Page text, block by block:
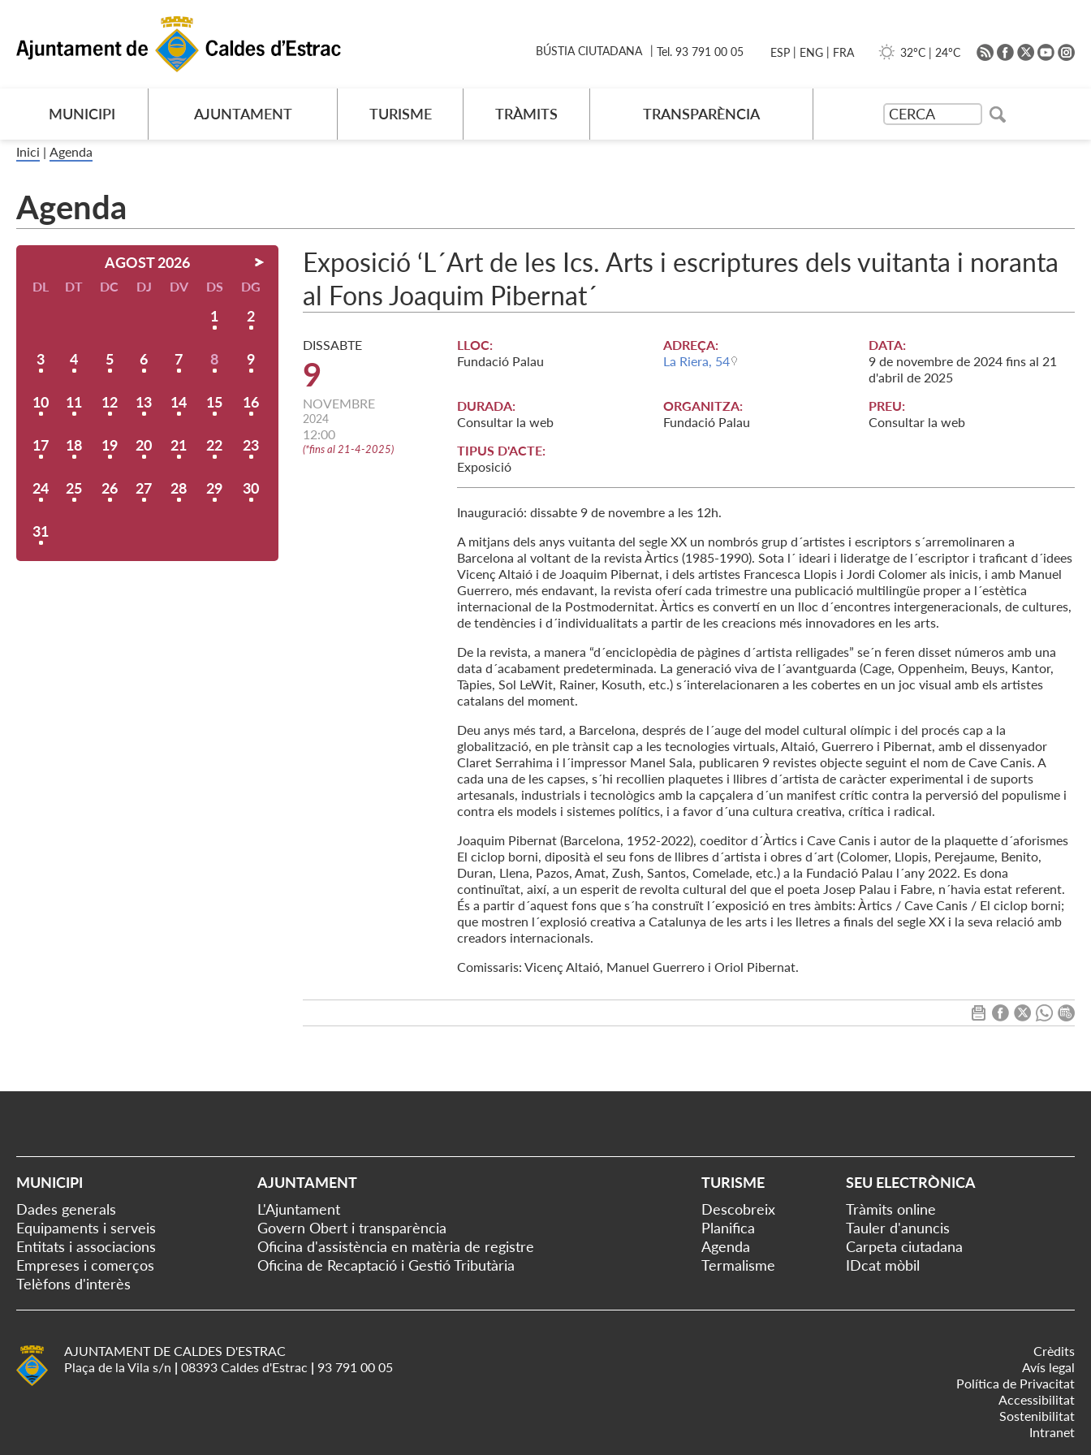
MUNICIPI AJUNTAMENT TURISME TRÀMITS TRANSPARÈNCIA
BÚSTIA CIUTADANA Tel. 93 791 00 05 ESP | ENG | FRA 32ºC | 24ºC
Inici | Agenda
Agenda
AGOST 2026
DL DT DC DJ DV DS DG
1 2
3 4 5 6 7 8 9
10 11 12 13 14 15 16
17 18 19 20 21 22 23
24 25 26 27 28 29 30
31
Exposició ‘L´Art de les Ics. Arts i escriptures dels vuitanta i noranta
al Fons Joaquim Pibernat´
DISSABTE
9
NOVEMBRE
2024
12:00
(*fins al 21-4-2025)
LLOC:
Fundació Palau
ADREÇA:
La Riera, 54
DATA:
9 de novembre de 2024 fins al 21
d'abril de 2025
DURADA:
Consultar la web
ORGANITZA:
Fundació Palau
PREU:
Consultar la web
TIPUS D'ACTE:
Exposició
Inauguració: dissabte 9 de novembre a les 12h.
A mitjans dels anys vuitanta del segle XX un nombrós grup d´artistes i escriptors s´arremolinaren a
Barcelona al voltant de la revista Àrtics (1985-1990). Sota l´ ideari i lideratge de l´escriptor i traficant d´idees
Vicenç Altaió i de Joaquim Pibernat, i dels artistes Francesca Llopis i Jordi Colomer als inicis, i amb Manuel
Guerrero, més endavant, la revista oferí cada trimestre una publicació multilingüe proper a l´estètica
internacional de la Postmodernitat. Àrtics es convertí en un lloc d´encontres intergeneracionals, de cultures,
de tendències i d´individualitats a partir de les creacions més innovadores en les arts.
De la revista, a manera “d´enciclopèdia de pàgines d´artista relligades” se´n feren disset números amb una
data d´acabament predeterminada. La generació viva de l´avantguarda (Cage, Oppenheim, Beuys, Kantor,
Tàpies, Sol LeWit, Rainer, Kosuth, etc.) s´interelacionaren a les cobertes en un joc visual amb els artistes
catalans del moment.
Deu anys més tard, a Barcelona, després de l´auge del model cultural olímpic i del procés cap a la
globalització, en ple trànsit cap a les tecnologies virtuals, Altaió, Guerrero i Pibernat, amb el dissenyador
Claret Serrahima i l´impressor Manel Sala, publicaren 9 revistes objecte seguint el nom de Cave Canis. A
cada una de les capses, s´hi recollien plaquetes i llibres d´artista de caràcter experimental i de suports
artesanals, industrials i tecnològics amb la capçalera d´un manifest crític contra la perversió del populisme i
contra els models i sistemes polítics, i a favor d´una cultura creativa, crítica i radical.
Joaquim Pibernat (Barcelona, 1952-2022), coeditor d´Àrtics i Cave Canis i autor de la plaquette d´aforismes
El ciclop borni, diposità el seu fons de llibres d´artista i obres d´art (Colomer, Llopis, Perejaume, Benito,
Duran, Llena, Pazos, Amat, Zush, Santos, Comelade, etc.) a la Fundació Palau l´any 2022. Es dona
continuïtat, així, a un esperit de revolta cultural del que el poeta Josep Palau i Fabre, n´havia estat referent.
És a partir d´aquest fons que s´ha construït l´exposició en tres àmbits: Àrtics / Cave Canis / El ciclop borni;
que mostren l´explosió creativa a Catalunya de les arts i les lletres a finals del segle XX i la seva relació amb
creadors internacionals.
Comissaris: Vicenç Altaió, Manuel Guerrero i Oriol Pibernat.
MUNICIPI
Dades generals
Equipaments i serveis
Entitats i associacions
Empreses i comerços
Telèfons d'interès
AJUNTAMENT
L'Ajuntament
Govern Obert i transparència
Oficina d'assistència en matèria de registre
Oficina de Recaptació i Gestió Tributària
TURISME
Descobreix
Planifica
Agenda
Termalisme
SEU ELECTRÒNICA
Tràmits online
Tauler d'anuncis
Carpeta ciutadana
IDcat mòbil
AJUNTAMENT DE CALDES D'ESTRAC
Plaça de la Vila s/n | 08393 Caldes d'Estrac | 93 791 00 05
Crèdits
Avís legal
Política de Privacitat
Accessibilitat
Sostenibilitat
Intranet